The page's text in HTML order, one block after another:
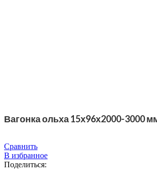
Вагонка ольха 15х96х2000-3000
Сравнить
В избранное
Поделиться: